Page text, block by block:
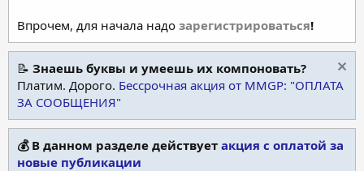
Впрочем, для начала надо зарегистрироваться!
📝 Знаешь буквы и умеешь их компоновать?
Платим. Дорого. Бессрочная акция от MMGP: "ОПЛАТА
ЗА СООБЩЕНИЯ"
💰 В данном разделе действует акция с оплатой за
новые публикации